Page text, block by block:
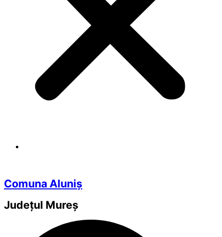
Comuna Aluniș
Județul Mureș